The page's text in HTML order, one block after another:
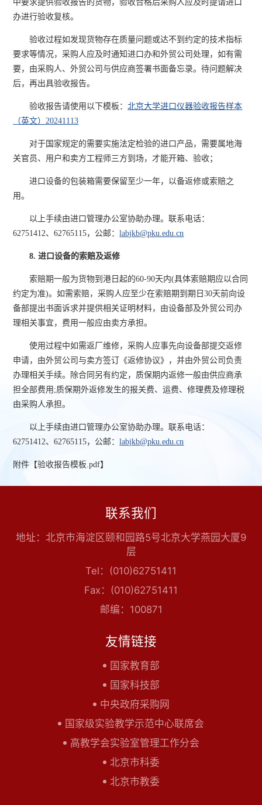
中要求提供验收报告的货物，验收合格后采购人应及时提请进口
办进行验收复核。
验收过程如发现货物存在质量问题或达不到约定的技术指标
要求等情况，采购人应及时通知进口办和外贸公司处理，如有需
要，由采购人、外贸公司与供应商签署书面备忘录。待问题解决
后，再出具验收报告。
验收报告请使用以下模板：北京大学进口仪器验收报告样本
（英文）20241113
对于国家规定的需要实施法定检验的进口产品，需要属地海
关官员、用户和卖方工程师三方到场，才能开箱、验收；
进口设备的包装箱需要保留至少一年，以备返修或索赔之
用。
以上手续由进口管理办公室协助办理。联系电话：
62751412、62765115，公邮：labjkb@pku.edu.cn
8. 进口设备的索赔及返修
索赔期一般为货物到港日起的60-90天内(具体索赔期应以合同
约定为准)。如需索赔，采购人应至少在索赔期到期日30天前向设
备部提出书面诉求并提供相关证明材料，由设备部及外贸公司办
理相关事宜，费用一般应由卖方承担。
使用过程中如需返厂维修，采购人应事先向设备部提交返修
申请，由外贸公司与卖方签订《返修协议》，并由外贸公司负责
办理相关手续。除合同另有约定，质保期内返修一般由供应商承
担全部费用;质保期外返修发生的报关费、运费、修理费及修理税
由采购人承担。
以上手续由进口管理办公室协助办理。联系电话：
62751412、62765115，公邮：labjkb@pku.edu.cn
附件【验收报告模板.pdf】
联系我们
地址：北京市海淀区颐和园路5号北京大学燕园大厦9
层
Tel：(010)62751411
Fax：(010)62751411
邮编：100871
友情链接
国家教育部
国家科技部
中央政府采购网
国家级实验教学示范中心联席会
高教学会实验室管理工作分会
北京市科委
北京市教委